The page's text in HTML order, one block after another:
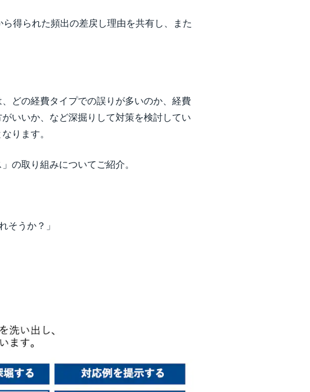
得られた頻出の差戻し理由を共有し、また
どの経費タイプでの誤りが多いのか、経費
いいか、など深掘りして対策を検討してい
ります。
の取り組みについてご紹介。
そうか？」